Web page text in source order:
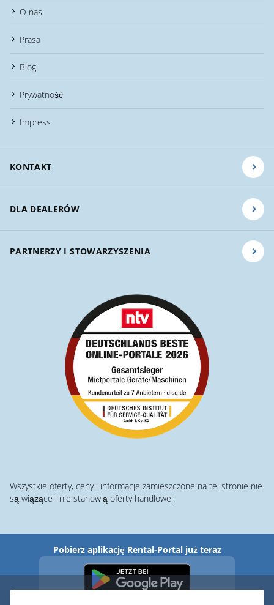
O nas
Prasa
Blog
Prywatność
Impress
KONTAKT
DLA DEALERÓW
PARTNERZY I STOWARZYSZENIA
Wszystkie oferty, ceny i informacje zamieszczone na tej stronie nie
są wiążące i nie stanowią oferty handlowej.
Pobierz aplikację Rental-Portal już teraz